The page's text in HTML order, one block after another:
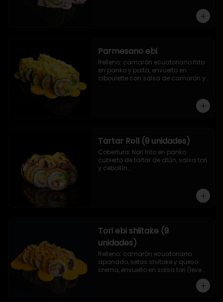
Parmesano ebi
Relleno: camarón ecuatoriano frito
en panko y palta, envuelto en
ciboulette con salsa de camarón y
Tartar Roll (9 unidades)
Cobertura: Nori frito en panko
cubierto de tartar de atún, salsa tori
y cebollín.
Tori ebi shiitake (9
unidades)
Relleno: camarón ecuatoriano
apanado, setas shiitake y queso
crema, envuelto en salsa tori (leve